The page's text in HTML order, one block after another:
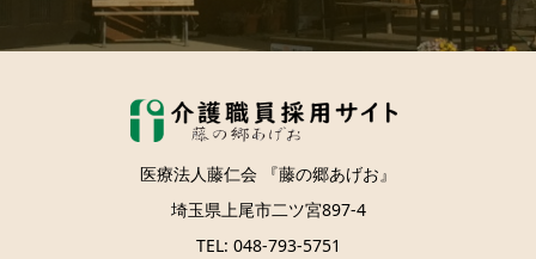
医療法人藤仁会 『藤の郷あげお』
埼玉県上尾市二ツ宮897-4
TEL: 048-793-5751